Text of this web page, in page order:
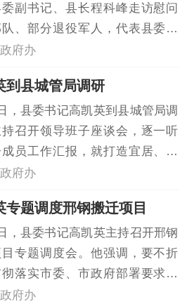
副书记、县长程科峰走访慰问
、部分退役军人，代表县委、
全体驻威官兵、广大退役军人
役军人家中，高凯英、程科峰
膝长谈，详细了解军旅经历、
、身体状况...
府办
到县城管局调研
，县委书记高凯英到县城管局调
召开领导班子座谈会，逐一听
员工作汇报，就打造宜居、韧
城市提出明确要求。他强调，
发展战略，全面提升城市精细化
，锤炼严实过硬工作作风，助
特...
府办
专题调度邢钢搬迁项目
，县委书记高凯英主持召开邢钢
专题调度会。他强调，要不折
落实市委、市政府部署要求，
难的奋进姿态全力冲刺，拿出
府办